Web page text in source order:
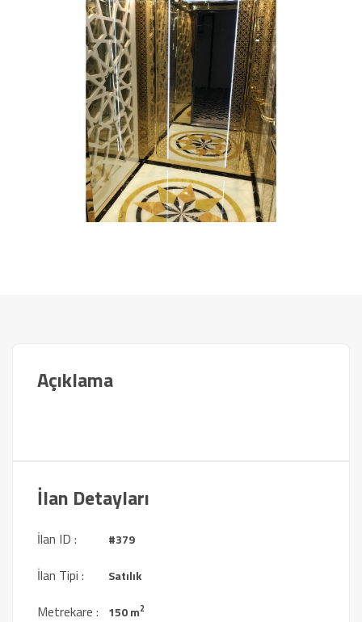
Açıklama
İlan Detayları
İlan ID :
İlan Tipi :
Metrekare :
#379
Satılık
150 m2